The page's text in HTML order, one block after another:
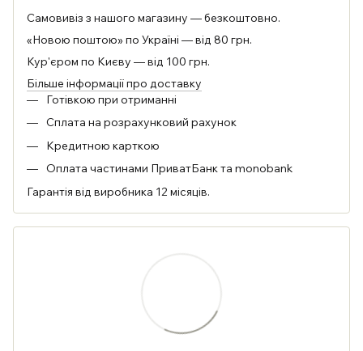
Самовивіз з нашого магазину — безкоштовно.
«Новою поштою» по Україні — від 80 грн.
Кур'єром по Києву — від 100 грн.
Більше інформації про доставку
Готівкою при отриманні
Сплата на розрахунковий рахунок
Кредитною карткою
Оплата частинами ПриватБанк та monobank
Гарантія від виробника 12 місяців.